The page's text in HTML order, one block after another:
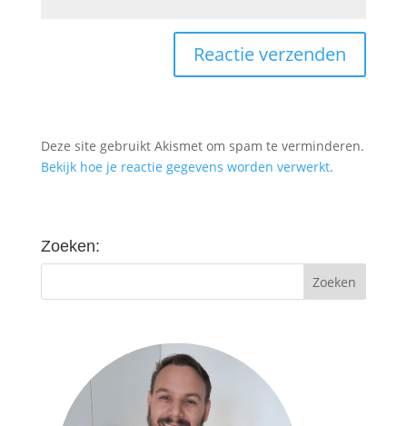
Deze site gebruikt Akismet om spam te verminderen.
Bekijk hoe je reactie gegevens worden verwerkt.
Zoeken: